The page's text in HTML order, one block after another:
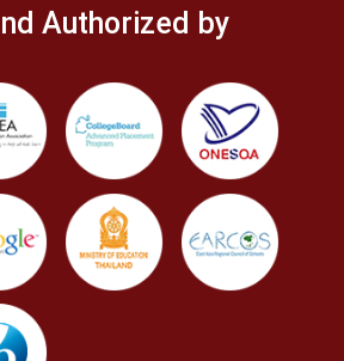
Authorized by